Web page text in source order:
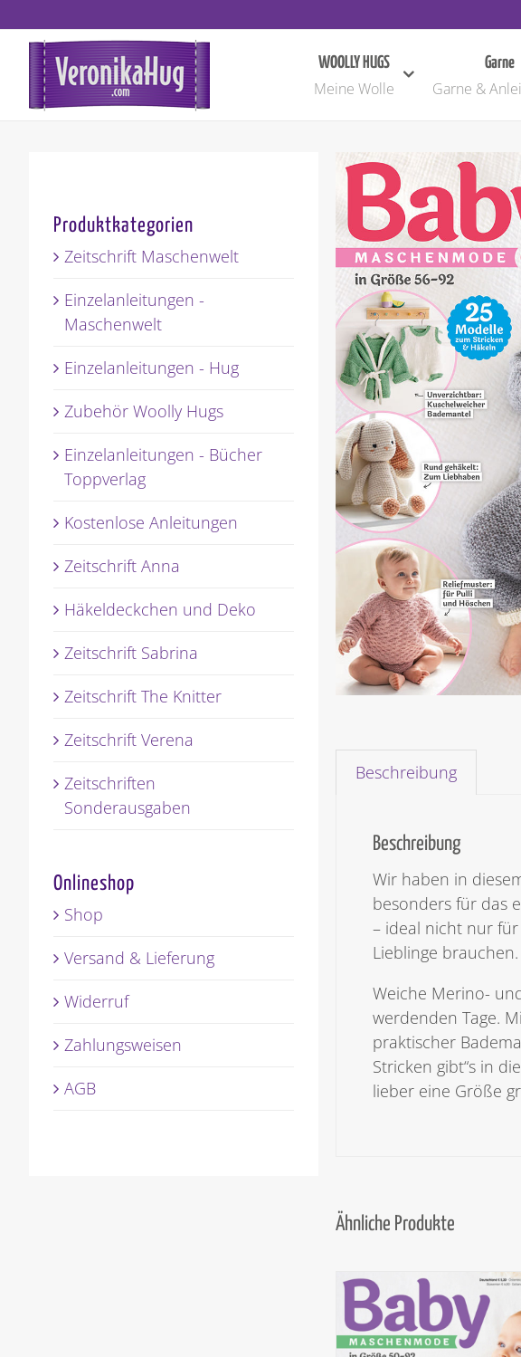
Inhalt
springen
WOOLLY HUGS
Meine Wolle
Garne
Garne &
Beschreibung
Beschreibung
Wir haben in
besonders für das
– ideal nicht nur
Lieblinge brauchen.
Weiche Merino-
werdenden Tage.
praktischer
Stricken gibt“s in
lieber eine Größe
Ähnliche Produkte
Produktkategorien
Zeitschrift Maschenwelt
Einzelanleitungen -
Maschenwelt
Einzelanleitungen - Hug
Zubehör Woolly Hugs
Einzelanleitungen - Bücher
Toppverlag
Kostenlose Anleitungen
Zeitschrift Anna
Häkeldeckchen und Deko
Zeitschrift Sabrina
Zeitschrift The Knitter
Zeitschrift Verena
Zeitschriften
Sonderausgaben
Onlineshop
Shop
Versand & Lieferung
Widerruf
Zahlungsweisen
AGB